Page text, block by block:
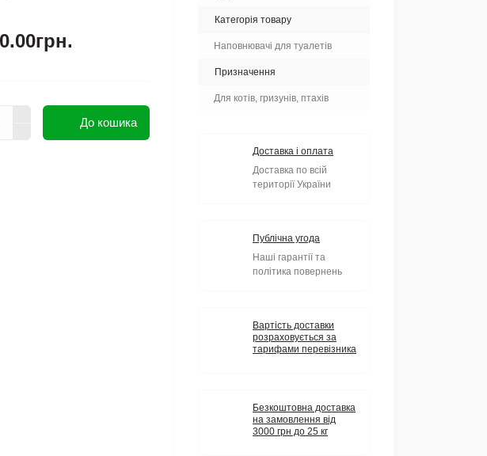
До кошика
Категорія товару
Наповнювачі для туалетів
Призначення
Для котів, гризунів, птахів
Доставка і оплата
Доставка по всій
території України
Публічна угода
Наші гарантії та
політика повернень
Вартість доставки
розраховується за
тарифами перевізника
Безкоштовна доставка
на замовлення від
3000 грн до 25 кг